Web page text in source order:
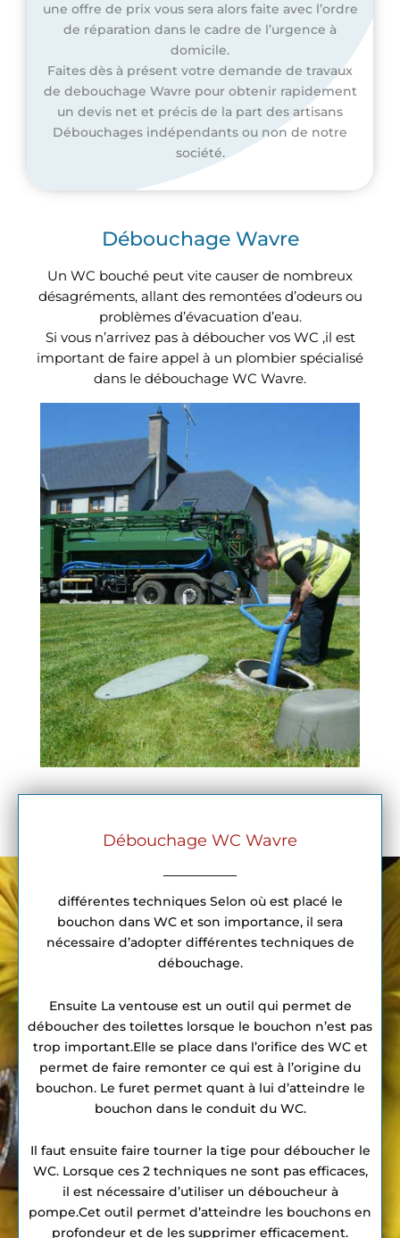
une offre de prix vous sera alors faite avec l’ordre
de réparation dans le cadre de l’urgence à
domicile.
Faites dès à présent votre demande de travaux
de debouchage Wavre pour obtenir rapidement
un devis net et précis de la part des artisans
Débouchages indépendants ou non de notre
société.
Débouchage Wavre
Un WC bouché peut vite causer de nombreux
désagréments, allant des remontées d’odeurs ou
problèmes d’évacuation d’eau.
Si vous n’arrivez pas à déboucher vos WC ,il est
important de faire appel à un plombier spécialisé
dans le débouchage WC Wavre.
Débouchage WC Wavre
différentes techniques Selon où est placé le
bouchon dans WC et son importance, il sera
nécessaire d’adopter différentes techniques de
débouchage.
Ensuite La ventouse est un outil qui permet de
déboucher des toilettes lorsque le bouchon n’est pas
trop important.Elle se place dans l’orifice des WC et
permet de faire remonter ce qui est à l’origine du
bouchon. Le furet permet quant à lui d’atteindre le
bouchon dans le conduit du WC.
Il faut ensuite faire tourner la tige pour déboucher le
WC. Lorsque ces 2 techniques ne sont pas efficaces,
il est nécessaire d’utiliser un déboucheur à
pompe.Cet outil permet d’atteindre les bouchons en
profondeur et de les supprimer efficacement.